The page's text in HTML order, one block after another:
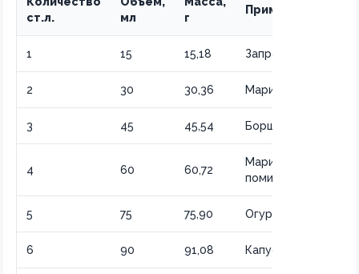
ст.л.
мл
г
Применение
1 15 15,18 Заправка салата
2 30 30,36 Маринад для лука
3 45 45,54 Борщ, солянка
4 60 60,72
Маринованные
помидоры
5 75 75,90 Огурцы на 1 литр
6 90 91,08 Капуста квашеная